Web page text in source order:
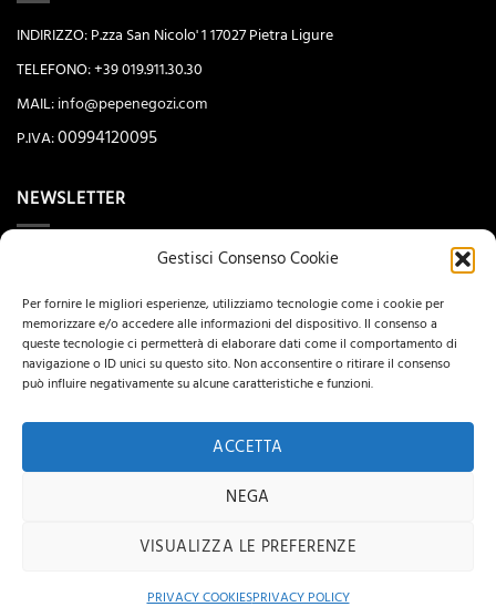
Gestisci Consenso Cookie
Per fornire le migliori esperienze, utilizziamo tecnologie come i cookie per
memorizzare e/o accedere alle informazioni del dispositivo. Il consenso a
queste tecnologie ci permetterà di elaborare dati come il comportamento di
navigazione o ID unici su questo sito. Non acconsentire o ritirare il consenso
può influire negativamente su alcune caratteristiche e funzioni.
ACCETTA
NEGA
VISUALIZZA LE PREFERENZE
PRIVACY COOKIESPRIVACY POLICY
INDIRIZZO: P.zza San Nicolo' 1 17027 Pietra Ligure
TELEFONO: +39 019.911.30.30
MAIL: info@pepenegozi.com
P.IVA:00994120095
NEWSLETTER
MasterCardPayPal
Copyright 2026 © Hi-Tek Informatica